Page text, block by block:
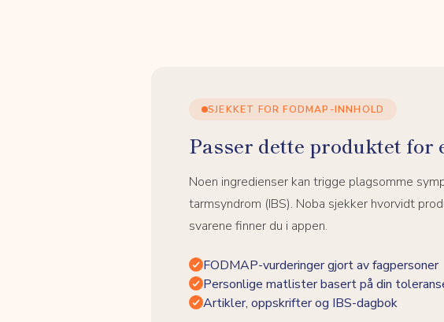
SJEKKET FOR FODMAP-INNHOLD
Passer dette produktet for
Noen ingredienser kan trigge plagsomme
tarmsyndrom (IBS). Noba sjekker hvorvidt
svarene finner du i appen.
FODMAP-vurderinger gjort av fagpersoner
Personlige matlister basert på din
Artikler, oppskrifter og IBS-dagbok